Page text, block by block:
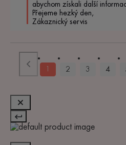
abychom získali další
Přejeme hezký den,
Zákaznický servis
2 3 4